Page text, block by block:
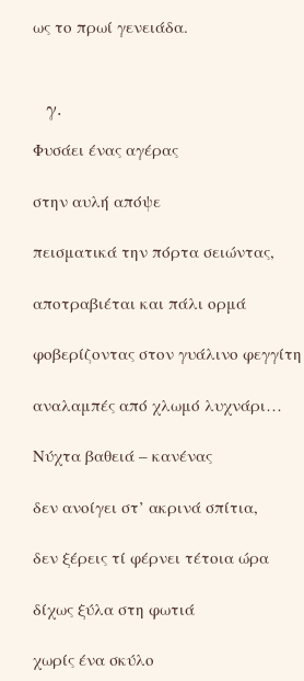
ως το πρωί γενειάδα.
γ.
Φυσάει ένας αγέρας
στην αυλή απόψε
πεισματικά την πόρτα σειώντας,
αποτραβιέται και πάλι ορμά
φοβερίζοντας στον γυάλινο φεγγίτη
αναλαμπές από χλωμό λυχνάρι…
Νύχτα βαθειά – κανένας
δεν ανοίγει στ’ ακρινά σπίτια,
δεν ξέρεις τί φέρνει τέτοια ώρα
δίχως ξύλα στη φωτιά
χωρίς ένα σκύλο